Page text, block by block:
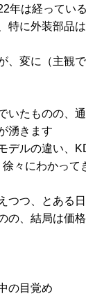
年は経っている
特に外装部品
、変に（主観
いたものの、
湧きます
デルの違い、
々にわかって
つつ、とある
の、結局は価
の目覚め